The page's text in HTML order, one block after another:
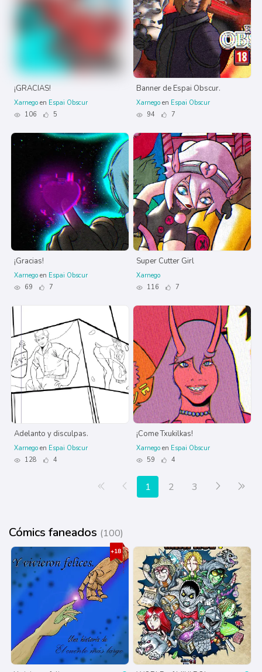
¡GRACIAS!
Xarnego en Espai Obscur
106
5
Banner de Espai Obscur.
Xarnego en Espai Obscur
94
7
¡Gracias!
Xarnego en Espai Obscur
69
7
Super Cutter Girl
Xarnego
116
7
Adelanto y disculpas.
Xarnego en Espai Obscur
128
4
¡Come Txukilkas!
Xarnego en Espai Obscur
59
4
Primera página
Anterior
1 2 3 Siguiente
Cómics faneados (100)